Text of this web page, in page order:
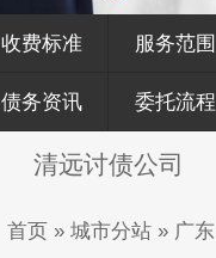
收费标准 服务范围
债务资讯 委托流程
清远讨债公司
首页» 城市分站» 广东